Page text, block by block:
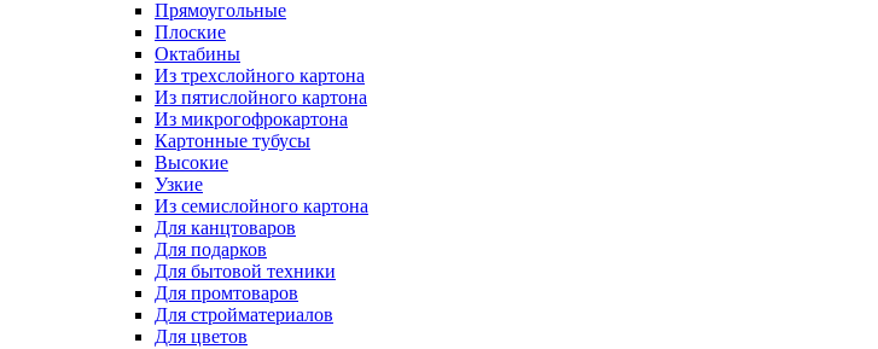
Прямоугольные
Плоские
Октабины
Из трехслойного картона
Из пятислойного картона
Из микрогофрокартона
Картонные тубусы
Высокие
Узкие
Из семислойного картона
Для канцтоваров
Для подарков
Для бытовой техники
Для промтоваров
Для стройматериалов
Для цветов